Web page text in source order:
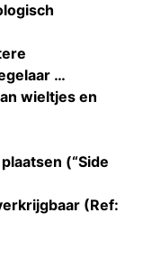
…
wieltjes en
(“Side
(Ref: